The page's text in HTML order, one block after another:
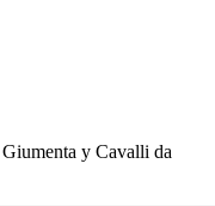
Giumenta y Cavalli da